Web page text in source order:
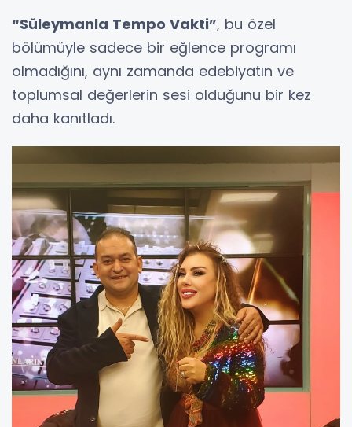
“Süleymanla Tempo Vakti”, bu özel
bölümüyle sadece bir eğlence programı
olmadığını, aynı zamanda edebiyatın ve
toplumsal değerlerin sesi olduğunu bir kez
daha kanıtladı.